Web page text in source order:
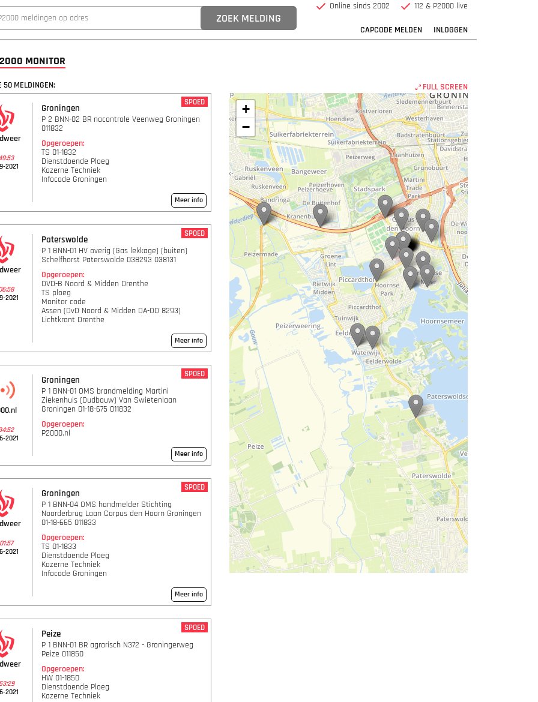
CAPCODE MELDEN INLOGGEN
Online sinds 2002 112 & P2000 live
MONITOR
50 MELDINGEN:
2021
Groningen
SPOED
P 2 BNN-02 BR nacontrole Veenweg Groningen
011832
Opgeroepen:
TS 01-1832
Dienstdoende Ploeg
Kazerne Techniek
Infocode Groningen
Meer info
2021
Paterswolde
SPOED
P 1 BNN-01 HV overig (Gas lekkage) (buiten)
Schelfhorst Paterswolde 038293 038131
Opgeroepen:
OVD-B Noord & Midden Drenthe
TS ploeg
Monitor code
Assen (OvD Noord & Midden DA-OD 8293)
Lichtkrant Drenthe
Meer info
2021
Groningen
SPOED
P 1 BNN-01 OMS brandmelding Martini
Ziekenhuis (Oudbouw) Van Swietenlaan
Groningen 01-18-675 011832
Opgeroepen:
P2000.nl
Meer info
2021
Groningen
SPOED
P 1 BNN-04 OMS handmelder Stichting
Noorderbrug Laan Corpus den Hoorn Groningen
01-18-665 011833
Opgeroepen:
TS 01-1833
Dienstdoende Ploeg
Kazerne Techniek
Infocode Groningen
Meer info
2021
Peize
SPOED
P 1 BNN-01 BR agrarisch N372 - Groningerweg
Peize 011850
Opgeroepen:
HW 01-1850
Dienstdoende Ploeg
Kazerne Techniek
FULL SCREEN
+
−